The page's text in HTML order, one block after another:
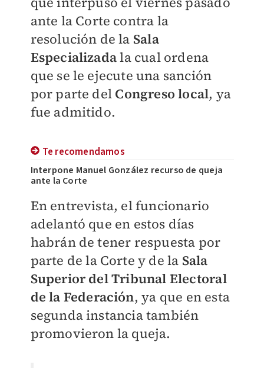
ante la Corte contra la
resolución de la Sala
Especializadala cual ordena
que se le ejecute una sanción
por parte del Congreso local, ya
fue admitido.
Te recomendamos
Interpone Manuel González recurso de queja
ante la Corte
En entrevista, el funcionario
adelantó que en estos días
habrán de tener respuesta por
parte de la Corte y de la Sala
Superior del Tribunal Electoral
de la Federación, ya que en esta
segunda instancia también
promovieron la queja.